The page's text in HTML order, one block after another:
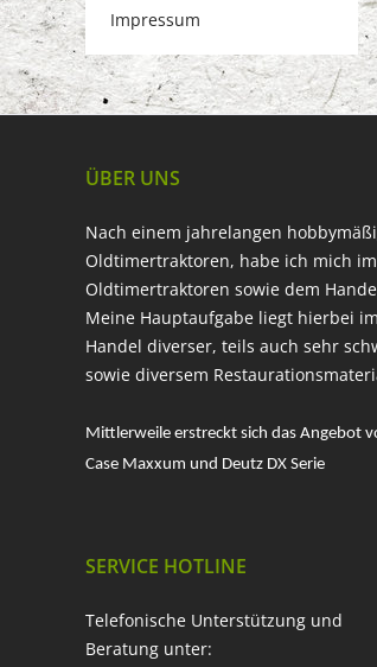
Impressum
ÜBER UNS
Nach einem jahrelangen
Oldtimertraktoren, habe ich mich
Oldtimertraktoren sowie dem
Meine Hauptaufgabe liegt hierbei
Handel diverser, teils auch sehr
sowie diversem
Mittlerweile erstreckt sich das Angebot
Case Maxxum und Deutz DX Serie
SERVICE HOTLINE
Telefonische Unterstützung und
Beratung unter: